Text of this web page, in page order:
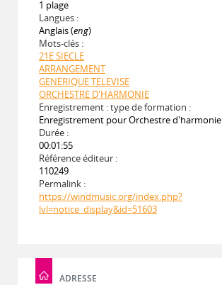
1 plage
Langues :
Anglais (eng)
Mots-clés :
21E SIECLE
ARRANGEMENT
GENERIQUE TELEVISE
ORCHESTRE D'HARMONIE
Enregistrement : type de formation :
Enregistrement pour Orchestre d'harmonie
Durée :
00:01:55
Référence éditeur :
110249
Permalink :
https://windmusic.org/index.php?
lvl=notice_display&id=51603
ADRESSE